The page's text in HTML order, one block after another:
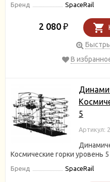
Бренд SpaceRail
2 080 ₽
В
5
Артикул:
Космические горки уровень
Бренд SpaceRail